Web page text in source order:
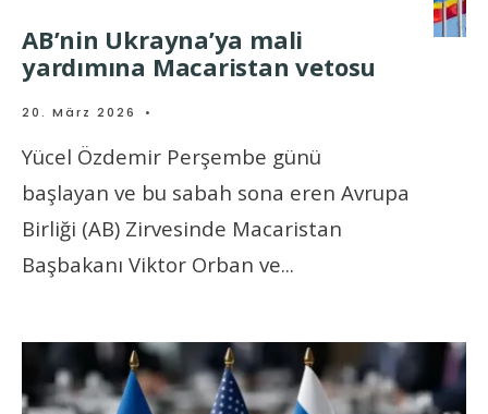
AB’nin Ukrayna’ya mali
yardımına Macaristan vetosu
20. März 2026 •
Yücel Özdemir Perşembe günü
başlayan ve bu sabah sona eren Avrupa
Birliği (AB) Zirvesinde Macaristan
Başbakanı Viktor Orban ve...